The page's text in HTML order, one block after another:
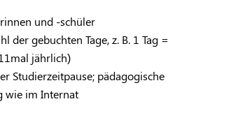
und -schüler
der gebuchten Tage, z. B. 1 Tag =
jährlich)
Studierzeitpause; pädagogische
wie im Internat